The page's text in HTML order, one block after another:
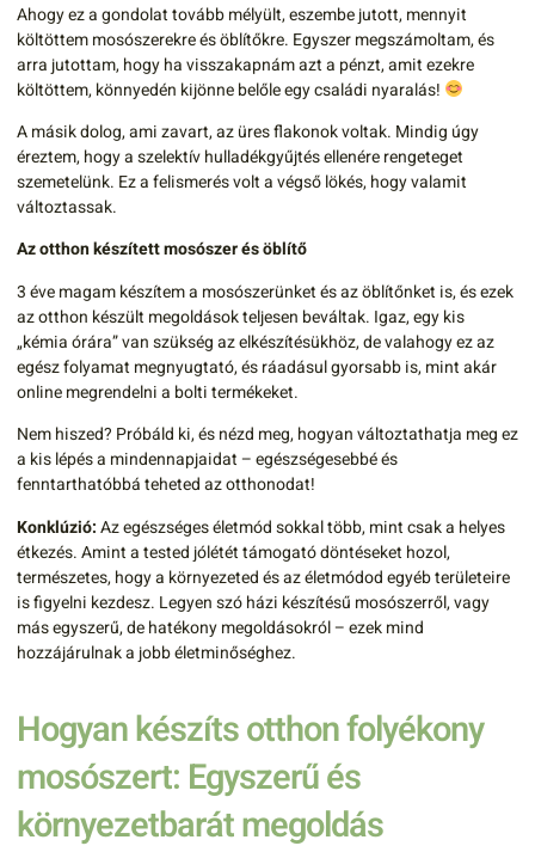
Ahogy ez a gondolat tovább mélyült, eszembe jutott, mennyit
költöttem mosószerekre és öblítőkre. Egyszer megszámoltam, és
arra jutottam, hogy ha visszakapnám azt a pénzt, amit ezekre
költöttem, könnyedén kijönne belőle egy családi nyaralás!
A másik dolog, ami zavart, az üres flakonok voltak. Mindig úgy
éreztem, hogy a szelektív hulladékgyűjtés ellenére rengeteget
szemetelünk. Ez a felismerés volt a végső lökés, hogy valamit
változtassak.
Az otthon készített mosószer és öblítő
3 éve magam készítem a mosószerünket és az öblítőnket is, és ezek
az otthon készült megoldások teljesen beváltak. Igaz, egy kis
„kémia órára” van szükség az elkészítésükhöz, de valahogy ez az
egész folyamat megnyugtató, és ráadásul gyorsabb is, mint akár
online megrendelni a bolti termékeket.
Nem hiszed? Próbáld ki, és nézd meg, hogyan változtathatja meg ez
a kis lépés a mindennapjaidat – egészségesebbé és
fenntarthatóbbá teheted az otthonodat!
Konklúzió:Az egészséges életmód sokkal több, mint csak a helyes
étkezés. Amint a tested jólétét támogató döntéseket hozol,
természetes, hogy a környezeted és az életmódod egyéb területeire
is figyelni kezdesz. Legyen szó házi készítésű mosószerről, vagy
más egyszerű, de hatékony megoldásokról – ezek mind
hozzájárulnak a jobb életminőséghez.
Hogyan készíts otthon folyékony
mosószert: Egyszerű és
környezetbarát megoldás